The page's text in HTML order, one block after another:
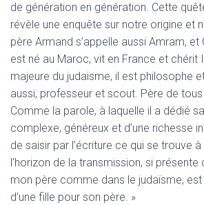
de génération en génération. Cette
révèle une enquête sur notre origine et
père Armand s’appelle aussi Amram, et
est né au Maroc, vit en France et chérit
majeure du judaïsme, il est philosophe
aussi, professeur et scout. Père de
Comme la parole, à laquelle il a dédié
complexe, généreux et d’une richesse
de saisir par l’écriture ce qui se trouve à
l’horizon de la transmission, si présente
mon père comme dans le judaïsme,
d’une fille pour son père. »